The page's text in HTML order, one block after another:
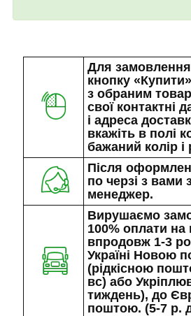
Для замовлення
кнопку
з обраним
свої контактні
і адреса
вкажіть в полі
бажаний колір і
Після
по черзі з вами
менеджер.
Вирушаємо
100% оплати на
впродовж 1-3
Україні Новою
(рідкісною
вс) або
тиждень), до
поштою. (5-7 р.